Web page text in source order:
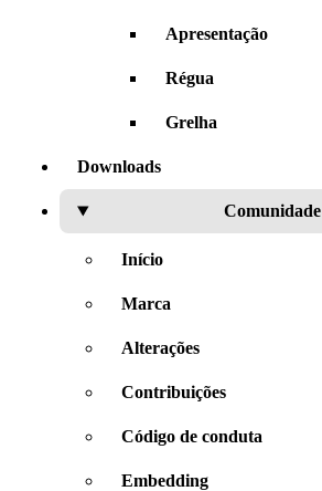
Apresentação
Régua
Grelha
Downloads
Comunidade
Início
Marca
Alterações
Contribuições
Código de conduta
Embedding